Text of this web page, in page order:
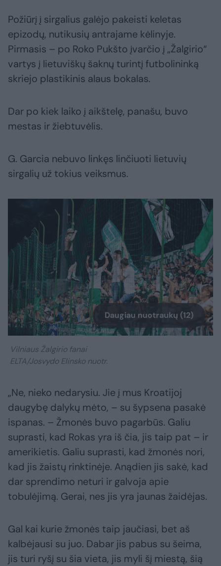
Požiūrį į sirgalius galėjo pakeisti keletas
epizodų, nutikusių antrajame kėlinyje.
Pirmasis – po Roko Pukšto įvarčio į „Žalgirio“
vartys į lietuviškų šaknų turintį futbolininką
skriejo plastikinis alaus bokalas.
Dar po kiek laiko į aikštelę, panašu, buvo
mestas ir žiebtuvėlis.
G. Garcia nebuvo linkęs linčiuoti lietuvių
sirgalių už tokius veiksmus.
Daugiau nuotraukų (12)
Vilniaus Žalgirio fanai
ELTA/Josvydo Elinsko nuotr.
„Ne, nieko nedarysiu. Jie į mus Kroatijoj
daugybę dalykų mėto, – su šypsena pasakė
ispanas. – Žmonės buvo pagarbūs. Galiu
suprasti, kad Rokas yra iš čia, jis taip pat – ir
amerikietis. Galiu suprasti, kad žmonės nori,
kad jis žaistų rinktinėje. Anądien jis sakė, kad
dar sprendimo neturi ir galvoja apie
tobulėjimą. Gerai, nes jis yra jaunas žaidėjas.
Gal kai kurie žmonės taip jaučiasi, bet aš
kalbėjausi su juo. Dabar jis pabus su šeima,
jis turi ryšį su šia vieta, jis myli šį miestą, šią